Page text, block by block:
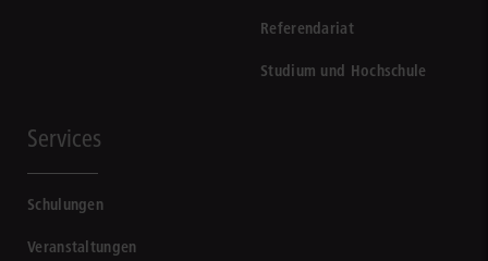
Referendariat
Studium und Hochschule
Services
Schulungen
Veranstaltungen